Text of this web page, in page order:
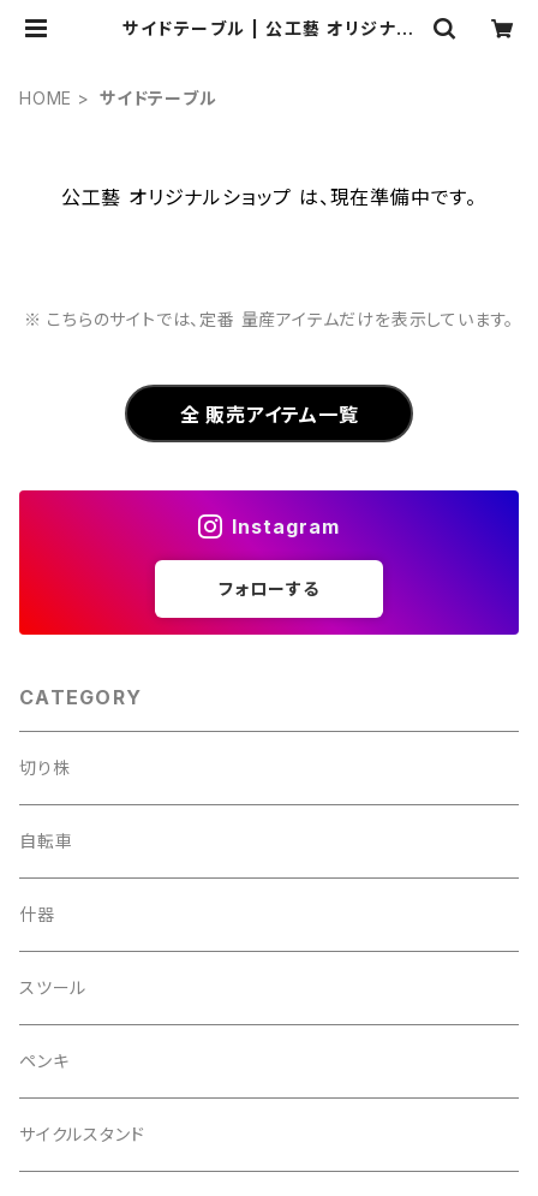
サイドテーブル | 公工藝 オリジナル
HOME サイドテーブル
公工藝 オリジナルショップ は、現在準備中です。
※ こちらのサイトでは、定番 量産アイテムだけを表示しています。
全 販売アイテム一覧
Instagram
フォローする
CATEGORY
切り株
自転車
什器
スツール
ペンキ
サイクルスタンド